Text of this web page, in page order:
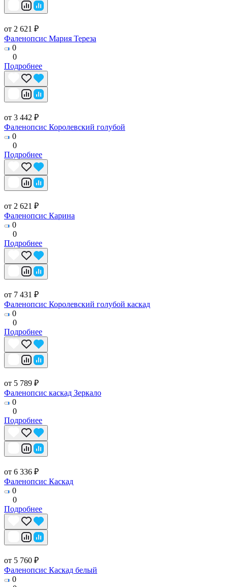
от 2 621 ₽
Фаленопсис Мария Тереза
0
0
Подробнее
от 3 442 ₽
Фаленопсис Королевский голубой
0
0
Подробнее
от 2 621 ₽
Фаленопсис Карина
0
0
Подробнее
от 7 431 ₽
Фаленопсис Королевский голубой каскад
0
0
Подробнее
от 5 789 ₽
Фаленопсис каскад Зеркало
0
0
Подробнее
от 6 336 ₽
Фаленопсис Каскад
0
0
Подробнее
от 5 760 ₽
Фаленопсис Каскад белый
0